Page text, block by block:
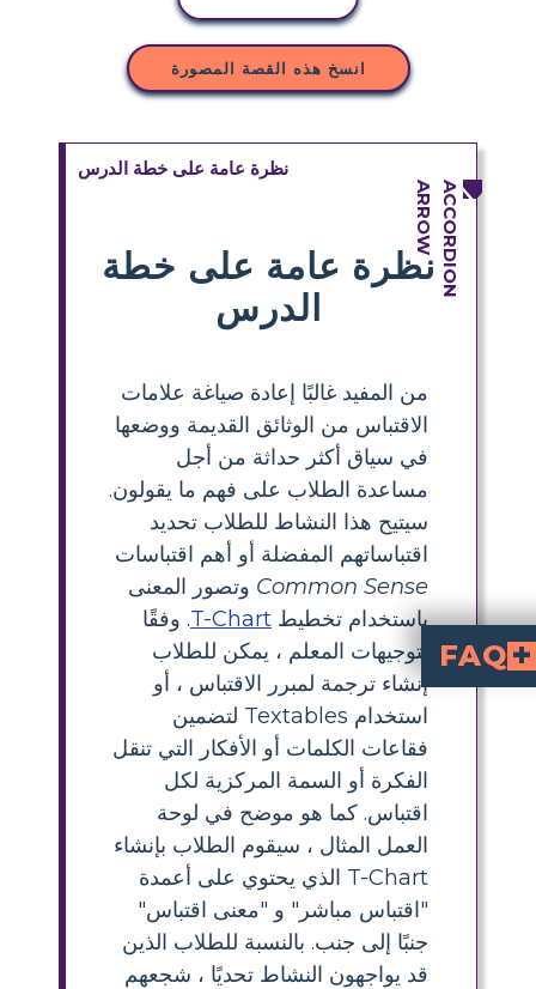
انسخ هذه القصة المصورة
نظرة عامة على خطة الدرس
نظرة عامة على خطة
الدرس
من المفيد غالبًا إعادة صياغة علامات
الاقتباس من الوثائق القديمة ووضعها
في سياق أكثر حداثة من أجل
مساعدة الطلاب على فهم ما يقولون.
سيتيح هذا النشاط للطلاب تحديد
اقتباساتهم المفضلة أو أهم اقتباسات
Common Sense وتصور المعنى
باستخدام تخطيط T-Chart. وفقًا
لتوجيهات المعلم ، يمكن للطلاب
إنشاء ترجمة لمبرر الاقتباس ، أو
استخدام Textables لتضمين
فقاعات الكلمات أو الأفكار التي تنقل
الفكرة أو السمة المركزية لكل
اقتباس. كما هو موضح في لوحة
العمل المثال ، سيقوم الطلاب بإنشاء
T-Chart الذي يحتوي على أعمدة
"اقتباس مباشر" و "معنى اقتباس"
جنبًا إلى جنب. بالنسبة للطلاب الذين
قد يواجهون النشاط تحديًا ، شجعهم
FAQ